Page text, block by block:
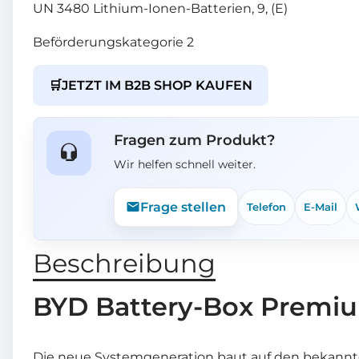
UN 3480 Lithium-Ionen-Batterien, 9, (E)
Beförderungskategorie 2
🛒JETZT IM B2B SHOP KAUFEN
Fragen zum Produkt?
Wir helfen schnell weiter.
Frage stellen Telefon E-Mail
Beschreibung
BYD Battery-Box